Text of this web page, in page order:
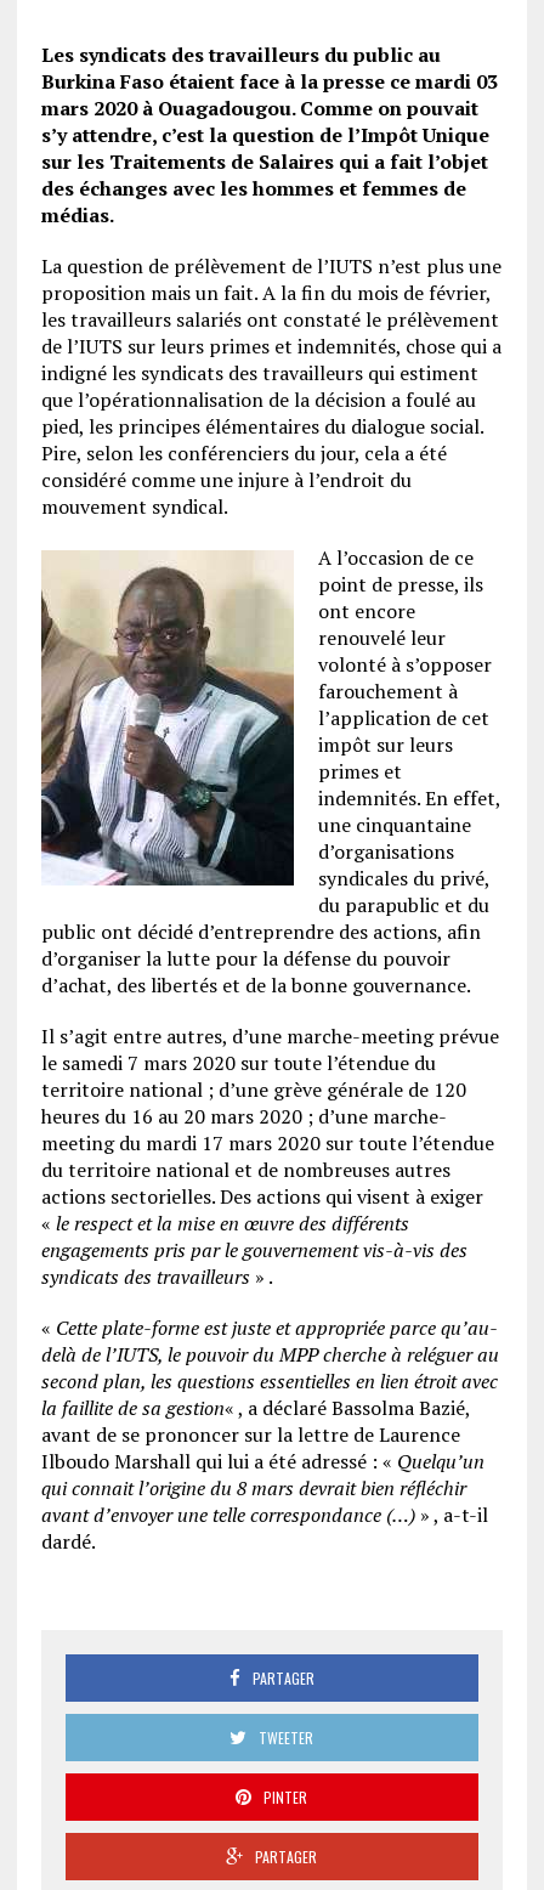
Les syndicats des travailleurs du public au
Burkina Faso étaient face à la presse ce mardi 03
mars 2020 à Ouagadougou. Comme on pouvait
s’y attendre, c’est la question de l’Impôt Unique
sur les Traitements de Salaires qui a fait l’objet
des échanges avec les hommes et femmes de
médias.
La question de prélèvement de l’IUTS n’est plus une
proposition mais un fait. A la fin du mois de février,
les travailleurs salariés ont constaté le prélèvement
de l’IUTS sur leurs primes et indemnités, chose qui a
indigné les syndicats des travailleurs qui estiment
que l’opérationnalisation de la décision a foulé au
pied, les principes élémentaires du dialogue social.
Pire, selon les conférenciers du jour, cela a été
considéré comme une injure à l’endroit du
mouvement syndical.
A l’occasion de ce
point de presse, ils
ont encore
renouvelé leur
volonté à s’opposer
farouchement à
l’application de cet
impôt sur leurs
primes et
indemnités. En effet,
une cinquantaine
d’organisations
syndicales du privé,
du parapublic et du
public ont décidéd’entreprendre des actions, afin
d’organiser la lutte pour la défense du pouvoir
d’achat, des libertés et de la bonne gouvernance.
Il s’agit entre autres, d’une marche-meeting prévue
le samedi 7 mars 2020 sur toute l’étendue du
territoire national ; d’une grève générale de 120
heures du 16 au 20 mars 2020 ; d’une marche-
meeting du mardi 17 mars 2020 sur toute l’étendue
du territoire national et de nombreuses autres
actions sectorielles. Des actions qui visent à exiger
« le respect et la mise en œuvre des différents
engagements pris par le gouvernement vis-à-vis des
syndicats des travailleurs» .
« Cette plate-forme est juste et appropriée parce qu’au-
delà de l’IUTS, le pouvoir du MPP cherche à reléguer au
second plan, les questions essentielles en lien étroit avec
la faillite de sa gestion« , a déclaré Bassolma Bazié,
avant de se prononcer sur la lettre de Laurence
Ilboudo Marshall qui lui a été adressé : « Quelqu’un
qui connait l’origine du 8 mars devrait bien réfléchir
avant d’envoyer une telle correspondance (…)» , a-t-il
dardé.
PARTAGER
TWEETER
PINTER
PARTAGER